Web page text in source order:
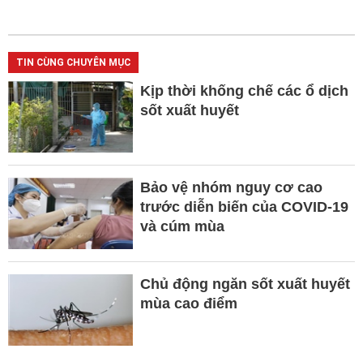
TIN CÙNG CHUYÊN MỤC
Kịp thời khống chế các ổ dịch
sốt xuất huyết
Bảo vệ nhóm nguy cơ cao
trước diễn biến của COVID-19
và cúm mùa
Chủ động ngăn sốt xuất huyết
mùa cao điểm